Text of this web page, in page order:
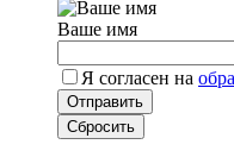
Ваше имя
Я согласен на